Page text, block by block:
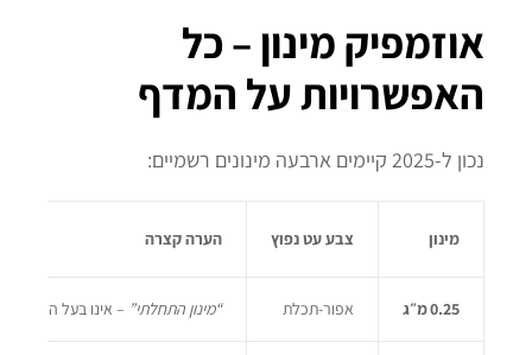
אוזמפיק מינון – כל
האפשרויות על המדף
נכון ל‑2025 קיימים ארבעה מינונים רשמיים:
מינון צבע עט נפוץ הערה קצרה
0.25 מ״ג אפור‑תכלת “מינון התחלתי”– אינו בעל השפעה